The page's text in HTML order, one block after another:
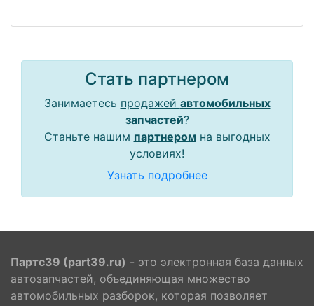
Стать партнером
Занимаетесь продажей автомобильных
запчастей?
Станьте нашим партнеромна выгодных
условиях!
Узнать подробнее
Партс39 (part39.ru) - это электронная база данных
автозапчастей, объединяющая множество
автомобильных разборок, которая позволяет